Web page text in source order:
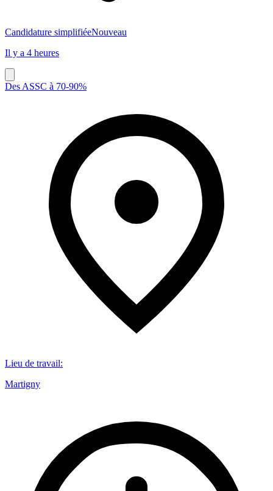
Candidature simplifiéeNouveau
Il y a 4 heures
Des ASSC à 70-90%
Lieu de travail:
Martigny